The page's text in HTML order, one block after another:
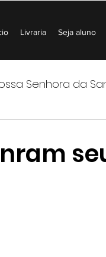
Livraria Seja aluno
Senhora da